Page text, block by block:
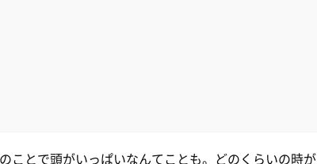
ことで頭がいっぱいなんてことも。どのくらいの時が